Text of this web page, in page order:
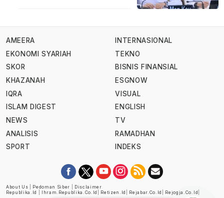
AMEERA
EKONOMI SYARIAH
SKOR
KHAZANAH
IQRA
ISLAM DIGEST
NEWS
ANALISIS
SPORT
INTERNASIONAL
TEKNO
BISNIS FINANSIAL
ESGNOW
VISUAL
ENGLISH
TV
RAMADHAN
INDEKS
About Us Pedoman Siber
Disclaimer
Republika.id
Ihram.republika.co.id Retizen.id Rejabar.co.id Rejogja.co.id